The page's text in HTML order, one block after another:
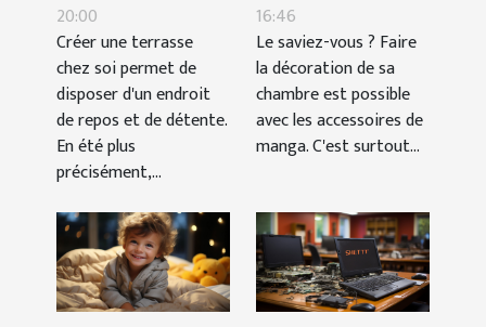
pour une terrasse?
20:00
Créer une terrasse
chez soi permet de
disposer d'un endroit
de repos et de détente.
En été plus
précisément,...
16:46
Le saviez-vous ? Faire
la décoration de sa
chambre est possible
avec les accessoires de
manga. C'est surtout...